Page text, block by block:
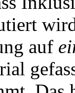
auf